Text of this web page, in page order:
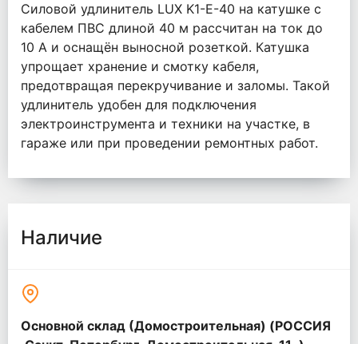
Силовой удлинитель LUX K1-E-40 на катушке с
кабелем ПВС длиной 40 м рассчитан на ток до
10 А и оснащён выносной розеткой. Катушка
упрощает хранение и смотку кабеля,
предотвращая перекручивание и заломы. Такой
удлинитель удобен для подключения
электроинструмента и техники на участке, в
гараже или при проведении ремонтных работ.
Наличие
Основной склад (Домостроительная) (РОССИЯ